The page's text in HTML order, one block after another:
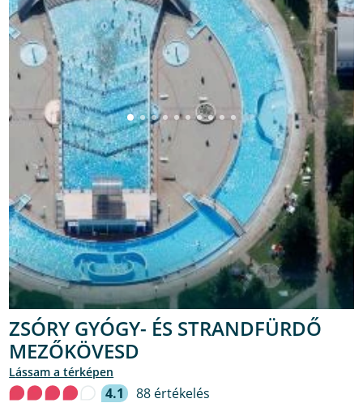
ZSÓRY GYÓGY- ÉS STRANDFÜRDŐ
MEZŐKÖVESD
lássam a térképen
4.1 88 értékelés